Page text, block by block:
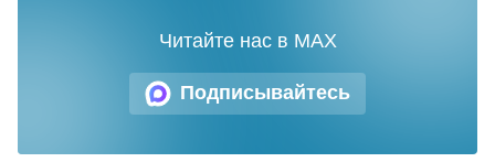
Подписывайтесь
Читайте нас в MAX